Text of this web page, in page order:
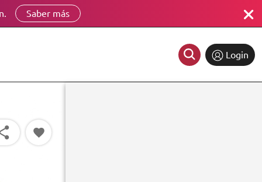
Saber más
Login